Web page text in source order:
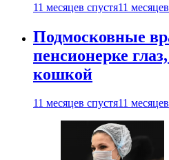
11 месяцев спустя11
Подмосковные
пенсионерке
кошкой
11 месяцев спустя11